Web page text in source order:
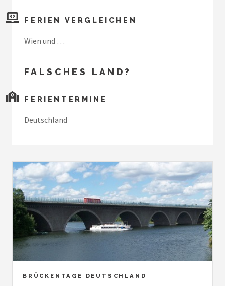
FERIEN VERGLEICHEN
Wien und …
FALSCHES LAND?
FERIENTERMINE
Deutschland
BRÜCKENTAGE DEUTSCHLAND